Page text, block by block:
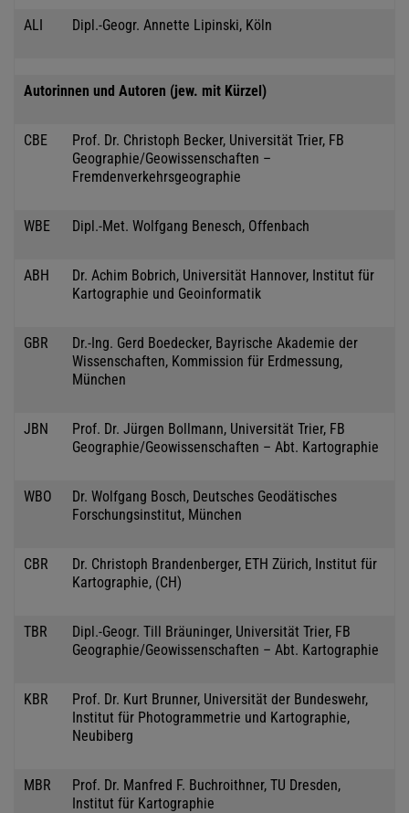
ALI Dipl.-Geogr. Annette Lipinski, Köln
Autorinnen und Autoren (jew. mit Kürzel)
CBE
Prof. Dr. Christoph Becker, Universität Trier, FB
Geographie/Geowissenschaften –
Fremdenverkehrsgeographie
WBE Dipl.-Met. Wolfgang Benesch, Offenbach
ABH
Dr. Achim Bobrich, Universität Hannover, Institut für
Kartographie und Geoinformatik
GBR
Dr.-Ing. Gerd Boedecker, Bayrische Akademie der
Wissenschaften, Kommission für Erdmessung,
München
JBN
Prof. Dr. Jürgen Bollmann, Universität Trier, FB
Geographie/Geowissenschaften – Abt. Kartographie
WBO
Dr. Wolfgang Bosch, Deutsches Geodätisches
Forschungsinstitut, München
CBR
Dr. Christoph Brandenberger, ETH Zürich, Institut für
Kartographie, (CH)
TBR
Dipl.-Geogr. Till Bräuninger, Universität Trier, FB
Geographie/Geowissenschaften – Abt. Kartographie
KBR
Prof. Dr. Kurt Brunner, Universität der Bundeswehr,
Institut für Photogrammetrie und Kartographie,
Neubiberg
MBR
Prof. Dr. Manfred F. Buchroithner, TU Dresden,
Institut für Kartographie